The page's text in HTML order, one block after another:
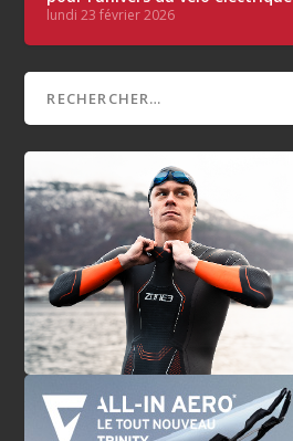
lundi 23 février 2026